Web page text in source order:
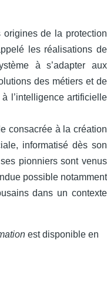
de la protection
les réalisations de
à s’adapter aux
des métiers et de
l’intelligence artificielle
consacrée à la création
informatisé dès son
pionniers sont venus
possible notamment
dans un contexte
est disponible en